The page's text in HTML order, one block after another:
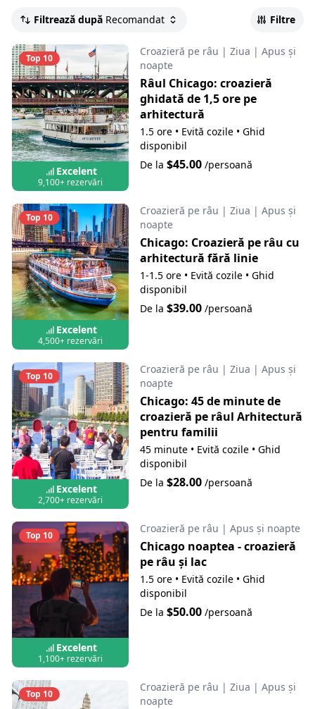
Filtrează după Recomandat Filtre
Top 10
Excelent
9,100+ rezervări
Croazieră pe râu | Ziua | Apus și
noapte
Râul Chicago: croazieră
ghidată de 1,5 ore pe
arhitectură
1.5 ore • Evită cozile • Ghid
disponibil
De la $45.00/persoană
Top 10
Excelent
4,500+ rezervări
Croazieră pe râu | Ziua | Apus și
noapte
Chicago: Croazieră pe râu cu
arhitectură fără linie
1-1.5 ore • Evită cozile • Ghid
disponibil
De la $39.00/persoană
Top 10
Excelent
2,700+ rezervări
Croazieră pe râu | Ziua | Apus și
noapte
Chicago: 45 de minute de
croazieră pe râul Arhitectură
pentru familii
45 minute • Evită cozile • Ghid
disponibil
De la $28.00/persoană
Top 10
Excelent
1,100+ rezervări
Croazieră pe râu | Apus și noapte
Chicago noaptea - croazieră
pe râu și lac
1.5 ore • Evită cozile • Ghid
disponibil
De la $50.00/persoană
Top 10
Croazieră pe râu | Ziua | Apus și
noapte